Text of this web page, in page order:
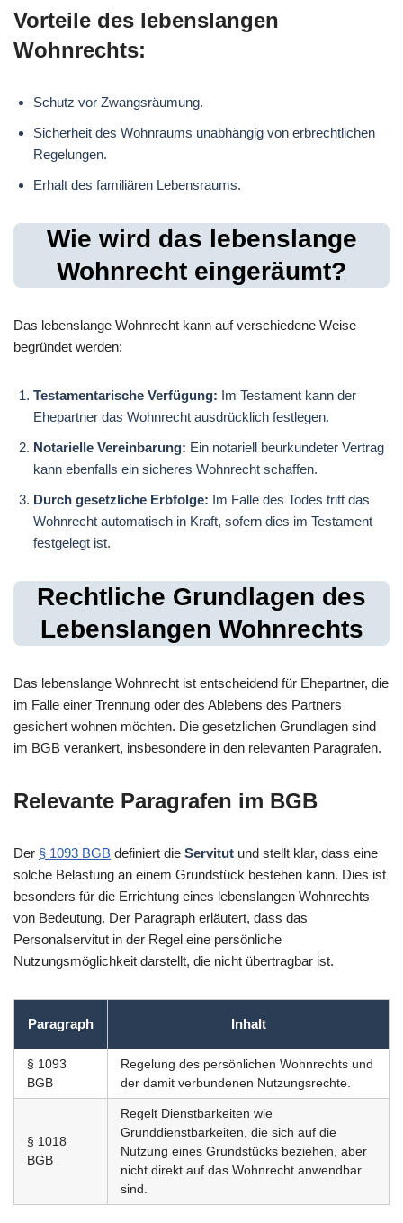
Vorteile des lebenslangen
Wohnrechts:
Schutz vor Zwangsräumung.
Sicherheit des Wohnraums unabhängig von erbrechtlichen
Regelungen.
Erhalt des familiären Lebensraums.
Wie wird das lebenslange
Wohnrecht eingeräumt?
Das lebenslange Wohnrecht kann auf verschiedene Weise
begründet werden:
Testamentarische Verfügung: Im Testament kann der
Ehepartner das Wohnrecht ausdrücklich festlegen.
Notarielle Vereinbarung: Ein notariell beurkundeter Vertrag
kann ebenfalls ein sicheres Wohnrecht schaffen.
Durch gesetzliche Erbfolge: Im Falle des Todes tritt das
Wohnrecht automatisch in Kraft, sofern dies im Testament
festgelegt ist.
Rechtliche Grundlagen des
Lebenslangen Wohnrechts
Das lebenslange Wohnrecht ist entscheidend für Ehepartner, die
im Falle einer Trennung oder des Ablebens des Partners
gesichert wohnen möchten. Die gesetzlichen Grundlagen sind
im BGB verankert, insbesondere in den relevanten Paragrafen.
Relevante Paragrafen im BGB
Der § 1093 BGB definiert die Servitut und stellt klar, dass eine
solche Belastung an einem Grundstück bestehen kann. Dies ist
besonders für die Errichtung eines lebenslangen Wohnrechts
von Bedeutung. Der Paragraph erläutert, dass das
Personalservitut in der Regel eine persönliche
Nutzungsmöglichkeit darstellt, die nicht übertragbar ist.
Paragraph Inhalt
§ 1093
BGB
Regelung des persönlichen Wohnrechts und
der damit verbundenen Nutzungsrechte.
§ 1018
BGB
Regelt Dienstbarkeiten wie
Grunddienstbarkeiten, die sich auf die
Nutzung eines Grundstücks beziehen, aber
nicht direkt auf das Wohnrecht anwendbar
sind.